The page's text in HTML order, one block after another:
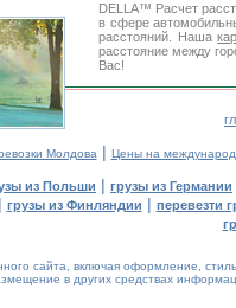
DELLA™ Расчет
в сфере
расстояний. Наша
расстояние между
Вас!
Молдова | Цены на
из Польши | грузы из Германии
грузы из Финляндии | перевезти
сайта, включая оформление,
в других средствах